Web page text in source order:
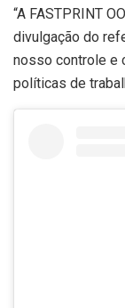
“A FASTPRINT
divulgação do
nosso controle e
políticas de